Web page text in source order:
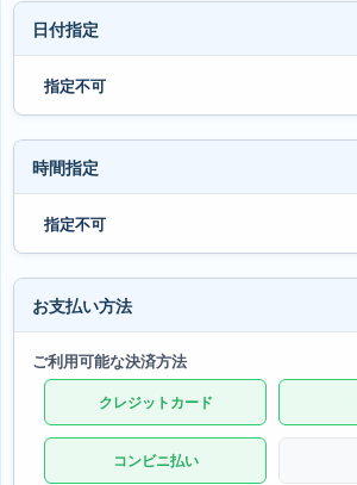
日付指定
指定不可
時間指定
指定不可
お支払い方法
ご利用可能な決済方法
クレジットカード
コンビニ払い